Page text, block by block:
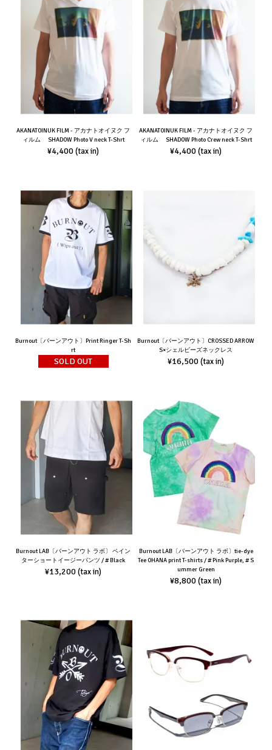
AKANATOINUK FILM - アカナトオイヌク フ
ィルム SHADOW Photo V neck T-Shrt
¥4,400(tax in)
AKANATOINUK FILM - アカナトオイヌク フ
ィルム SHADOW Photo Crew neck T-Shrt
¥4,400(tax in)
Burnout〔バーンアウト〕Print Ringer T-Sh
rt
SOLD OUT
Burnout〔バーンアウト〕CROSSED ARROW
S×シェルビーズネックレス
¥16,500(tax in)
Burnout LAB〔バーンアウト ラボ〕 ペイン
ターショートイージーパンツ / # Black
¥13,200(tax in)
Burnout LAB〔バーンアウト ラボ〕tie-dye
Tee OHANA print T-shirts / # Pink Purple, # S
ummer Green
¥8,800(tax in)